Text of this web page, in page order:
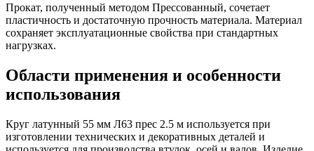
Прокат, полученный методом Прессованный, сочетает
пластичность и достаточную прочность материала. Материал
сохраняет эксплуатационные свойства при стандартных
нагрузках.
Области применения и особенности
использования
Круг латунный 55 мм Л63 прес 2.5 м используется при
изготовлении технических и декоративных деталей и